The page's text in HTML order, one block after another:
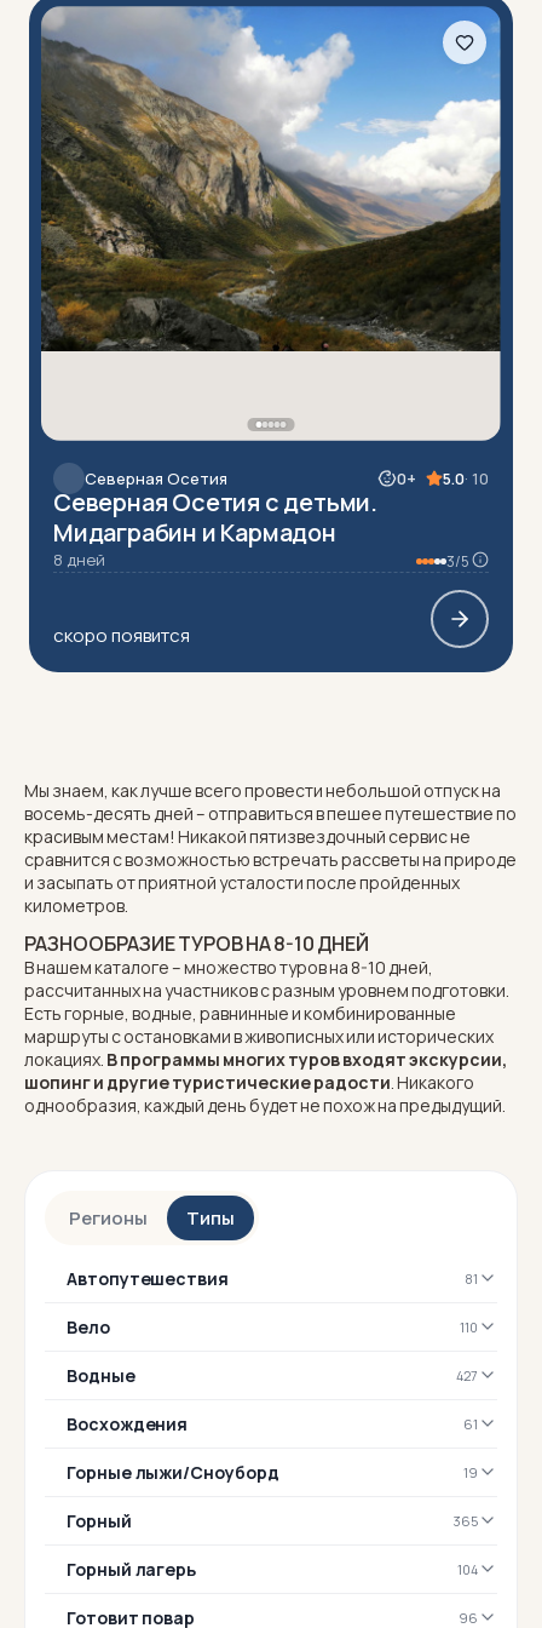
Северная Осетия 0+ 5.0· 10
Северная Осетия с детьми.
Мидаграбин и Кармадон
8 дней 3/5
скоро появится
Регионы Типы
Автопутешествия 81
Вело 110
Водные 427
Восхождения 61
Горные лыжи/Сноуборд 19
Горный 365
Горный лагерь 104
Готовит повар 96
Мы знаем, как лучше всего провести небольшой отпуск на
восемь-десять дней – отправиться в пешее путешествие по
красивым местам! Никакой пятизвездочный сервис не
сравнится с возможностью встречать рассветы на природе
и засыпать от приятной усталости после пройденных
километров.
РАЗНООБРАЗИЕ ТУРОВ НА 8-10 ДНЕЙ
В нашем каталоге – множество туров на 8-10 дней,
рассчитанных на участников с разным уровнем подготовки.
Естьгорные водные , равнинные и комбинированные
маршруты с остановками в живописных или исторических
локациях. В программы многих туров входят экскурсии,
шопинг и другие туристические радости . Никакого
однообразия, каждый день будет не похож на предыдущий.